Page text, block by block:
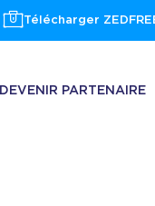
Télécharger
DEVENIR PARTENAIRE